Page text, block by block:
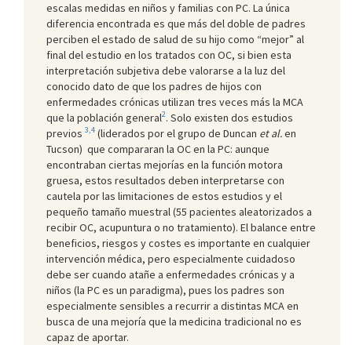
escalas medidas en niños y familias con PC. La única
diferencia encontrada es que más del doble de padres
perciben el estado de salud de su hijo como “mejor” al
final del estudio en los tratados con OC, si bien esta
interpretación subjetiva debe valorarse a la luz del
conocido dato de que los padres de hijos con
enfermedades crónicas utilizan tres veces más la MCA
que la población general2. Solo existen dos estudios
previos 3,4 (liderados por el grupo de Duncan et al.en
Tucson) que compararan la OC en la PC: aunque
encontraban ciertas mejorías en la función motora
gruesa, estos resultados deben interpretarse con
cautela por las limitaciones de estos estudios y el
pequeño tamaño muestral (55 pacientes aleatorizados a
recibir OC, acupuntura o no tratamiento). El balance entre
beneficios, riesgos y costes es importante en cualquier
intervención médica, pero especialmente cuidadoso
debe ser cuando atañe a enfermedades crónicas y a
niños (la PC es un paradigma), pues los padres son
especialmente sensibles a recurrir a distintas MCA en
busca de una mejoría que la medicina tradicional no es
capaz de aportar.